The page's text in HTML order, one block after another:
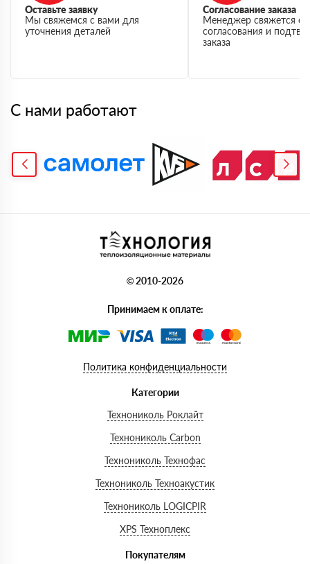
Оставьте заявку
Мы свяжемся с вами для
уточнения деталей
Согласование заказа
Менеджер свяжется с
согласования и
заказа
С нами работают
© 2010-2026
Принимаем к оплате:
Политика конфиденциальности
Категории
Технониколь Роклайт
Технониколь Carbon
Технониколь Технофас
Технониколь Техноакустик
Технониколь LOGICPIR
XPS Техноплекс
Покупателям